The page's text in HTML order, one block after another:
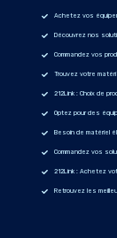
Achetez vos
Découvrez nos
Commandez vos
Trouvez votre
212Link : Choix de
Optez pour des
Besoin de matériel
Commandez vos
212Link : Achetez
Retrouvez les